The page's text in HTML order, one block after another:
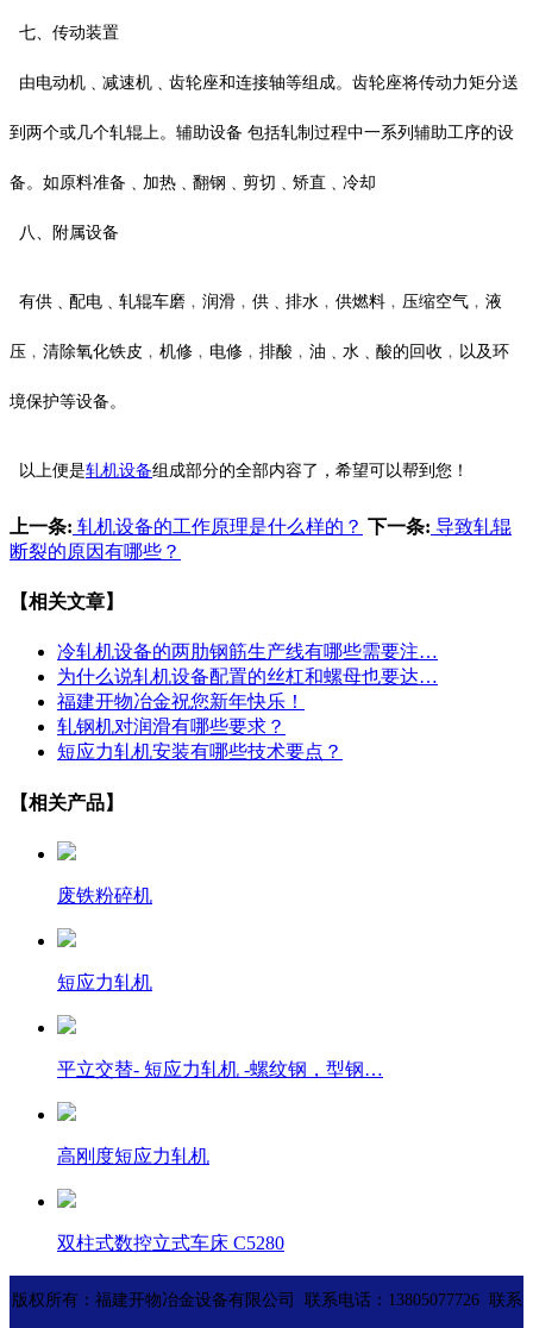
七、传动装置
由电动机﹑减速机﹑齿轮座和连接轴等组成。齿轮座将传动力矩分送
到两个或几个轧辊上。辅助设备 包括轧制过程中一系列辅助工序的设
备。如原料准备﹑加热﹑翻钢﹑剪切﹑矫直﹑冷却
八、附属设备
有供﹑配电﹑轧辊车磨﹐润滑﹐供﹑排水﹐供燃料﹐压缩空气﹐液
压﹐清除氧化铁皮﹐机修﹐电修﹐排酸﹐油﹑水﹑酸的回收﹐以及环
境保护等设备。
以上便是轧机设备组成部分的全部内容了，希望可以帮到您！
上一条: 轧机设备的工作原理是什么样的？ 下一条: 导致轧辊
断裂的原因有哪些？
【相关文章】
冷轧机设备的两肋钢筋生产线有哪些需要注…
为什么说轧机设备配置的丝杠和螺母也要达…
福建开物冶金祝您新年快乐！
轧钢机对润滑有哪些要求？
短应力轧机安装有哪些技术要点？
【相关产品】
废铁粉碎机
短应力轧机
平立交替- 短应力轧机 -螺纹钢，型钢…
高刚度短应力轧机
双柱式数控立式车床 C5280
版权所有：福建开物冶金设备有限公司 联系电话：13805077726 联系